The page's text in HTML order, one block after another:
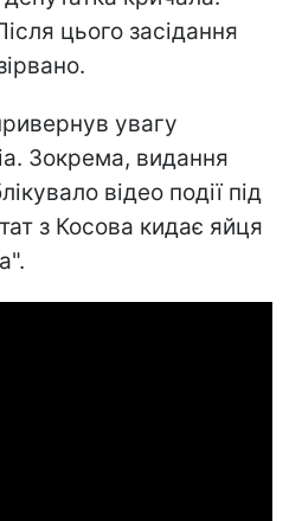
цього засідання
увагу
Зокрема, видання
відео події під
з Косова кидає яйця